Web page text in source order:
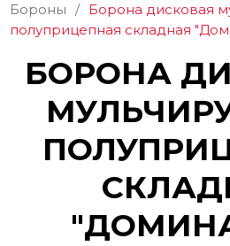
Бороны / Борона дисковая
полуприцепная складная
БОРОНА